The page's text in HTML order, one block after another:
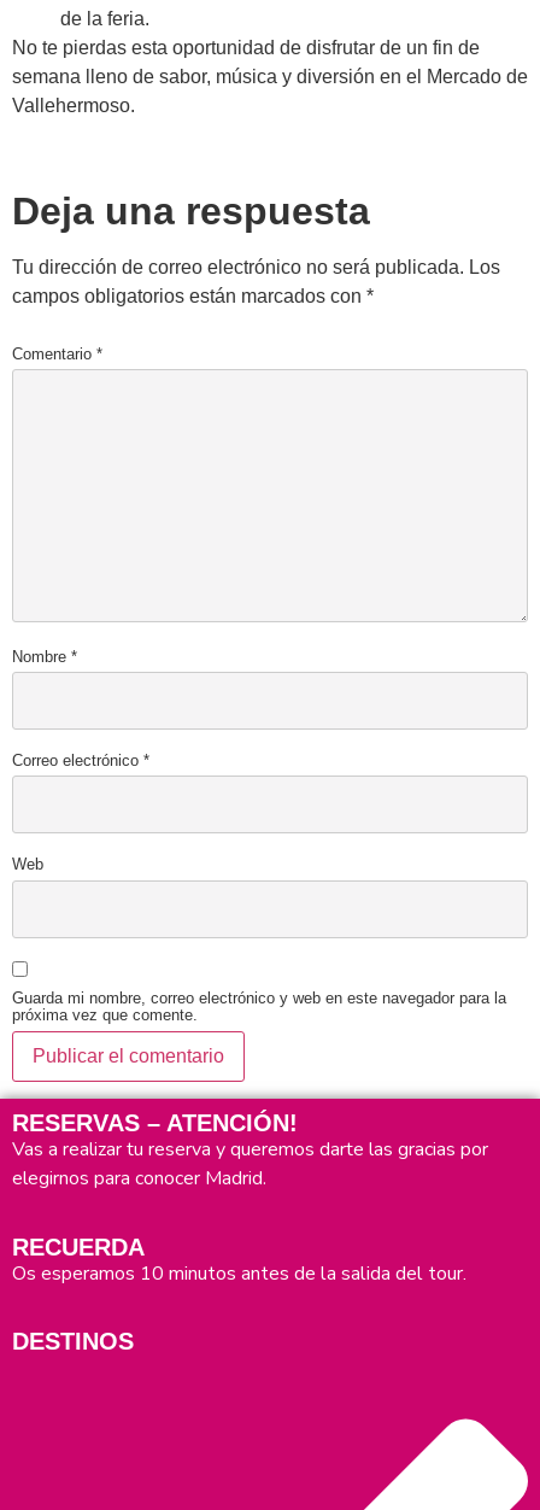
de la feria.
No te pierdas esta oportunidad de disfrutar de un fin de
semana lleno de sabor, música y diversión en el Mercado de
Vallehermoso.
Deja una respuesta
Tu dirección de correo electrónico no será publicada. Los
campos obligatorios están marcados con *
Comentario *
Nombre *
Correo electrónico *
Web
Guarda mi nombre, correo electrónico y web en este navegador para la
próxima vez que comente.
RESERVAS – ATENCIÓN!
Vas a realizar tu reserva y queremos darte las gracias por
elegirnos para conocer Madrid.
RECUERDA
Os esperamos 10 minutos antes de la salida del tour.
DESTINOS